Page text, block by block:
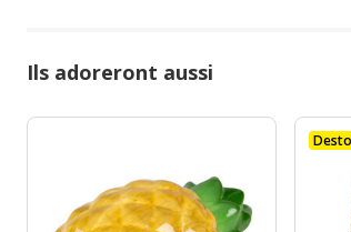
Ils adoreront aussi